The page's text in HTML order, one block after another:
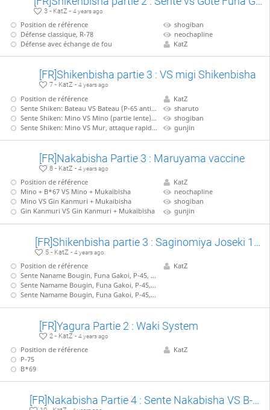
3 - KatZ - 4 years ago
Position de référence
Défense classique, R-78
Défense avec échange de fou
shogiban
neochapline
KatZ
[FR]Shikenbisha partie 3 : VS migi Shikenbisha
7 - KatZ -4 years ago
Position de référence
Sente Shiken: Bateau VS Bateau (P-65 anticipé)
Sente Shiken: Mino VS Mino (partie lente), B-77
Sente Shiken: Mino VS Mur, attaque rapide, sans B-77
KatZ
sharuto
shogiban
gunjin
[FR]Nakabisha Partie 3 : Maruyama vaccine
8 - KatZ -4 years ago
Position de référence
Mino + B*67 VS Mino + Mukaibisha
Mino VS Gin Kanmuri + Mukaibisha
Gin Kanmuri VS Gin Kanmuri + Mukaibisha
KatZ
neochapline
shogiban
gunjin
[FR]Shikenbisha partie 3 : Saginomiya Joseki 1/2, VS S-43
5 - KatZ - 4 years ago
Position de référence
Sente Naname Bougin, Funa Gakoi, P-45, S-53
Sente Namame Bougin, Funa Gakoi, P-45, B*66, R*39
Sente Namame Bougin, Funa Gakoi, P-45, B*66, P*46
KatZ
[FR]Yagura Partie 2 : Waki System
2 - KatZ -4 years ago
Position de référence
P-75
B*69
KatZ
[FR]Nakabisha Partie 4 : Sente Nakabisha VS B-13, partie 1/3 : P-55 anticipé